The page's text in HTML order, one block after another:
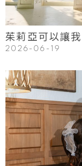
茱莉亞可以讓
2026-06-19